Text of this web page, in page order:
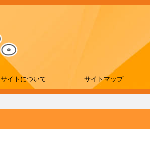
サイトについて サイトマップ